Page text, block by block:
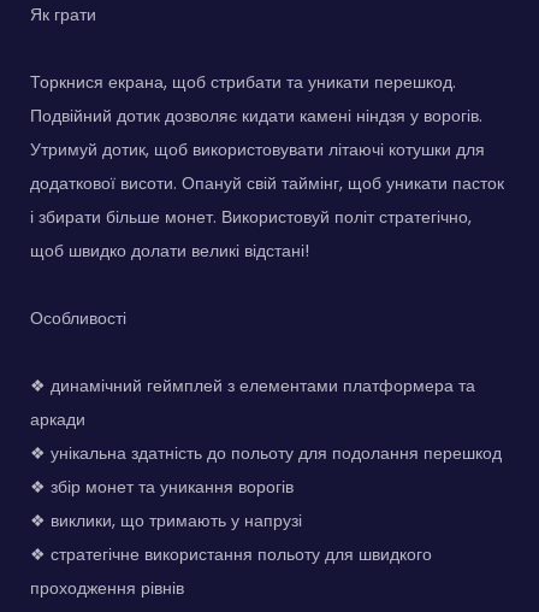
Як грати
Торкнися екрана, щоб стрибати та уникати перешкод.
Подвійний дотик дозволяє кидати камені ніндзя у ворогів.
Утримуй дотик, щоб використовувати літаючі котушки для
додаткової висоти. Опануй свій таймінг, щоб уникати пасток
і збирати більше монет. Використовуй політ стратегічно,
щоб швидко долати великі відстані!
Особливості
❖ динамічний геймплей з елементами платформера та
аркади
❖ унікальна здатність до польоту для подолання перешкод
❖ збір монет та уникання ворогів
❖ виклики, що тримають у напрузі
❖ стратегічне використання польоту для швидкого
проходження рівнів